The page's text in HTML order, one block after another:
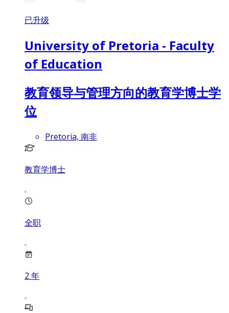
已升级
University of Pretoria - Faculty
of Education
教育领导与管理方向的教育学博士学
位
Pretoria, 南非
教育学博士
全职
2 年